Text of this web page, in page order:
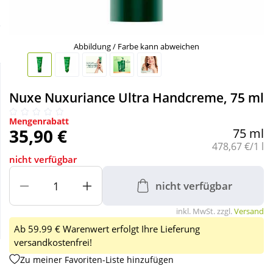
Täglich gut versorgt
Nahrungsergänzung
Sanitätshaus
Sport & Fitness
Tierbedarf
Wellness
Abbildung / Farbe kann abweichen
Nuxe Nuxuriance Ultra Handcreme, 75 ml
Mengenrabatt
35,90 € 75 ml
Grundpreis:
478,67 €/1 l
nicht verfügbar
nicht verfügbar
inkl. MwSt. zzgl.Versand
Ab 59.99 € Warenwert erfolgt Ihre Lieferung
versandkostenfrei!
Zu meiner Favoriten-Liste hinzufügen